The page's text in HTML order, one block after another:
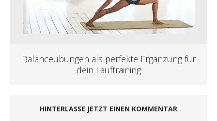
Balanceübungen als perfekte Ergänzung für
dein Lauftraining
HINTERLASSE JETZT EINEN KOMMENTAR